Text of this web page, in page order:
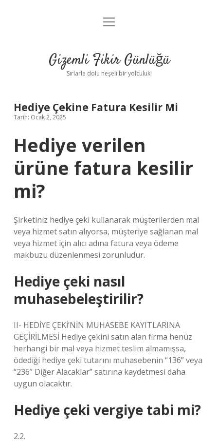
Anasayfa
Yasal Uyarı
menüyü
Gizemli Fikir Günlüğü
Sırlarla dolu neşeli bir yolculuk!
Hediye Çekine Fatura Kesilir Mi
Tarih: Ocak 2, 2025
Hediye verilen
ürüne fatura kesilir
mi?
Şirketiniz hediye çeki kullanarak müşterilerden mal
veya hizmet satın alıyorsa, müşteriye sağlanan mal
veya hizmet için alıcı adına fatura veya ödeme
makbuzu düzenlenmesi zorunludur.
Hediye çeki nasıl
muhasebeleştirilir?
II- HEDİYE ÇEKİ’NİN MUHASEBE KAYITLARINA
GEÇİRİLMESİ Hediye çekini satın alan firma henüz
herhangi bir mal veya hizmet teslim almamışsa,
ödediği hediye çeki tutarını muhasebenin “136” veya
“236” Diğer Alacaklar” satırına kaydetmesi daha
uygun olacaktır.
Hediye çeki vergiye tabi mi?
2.2.